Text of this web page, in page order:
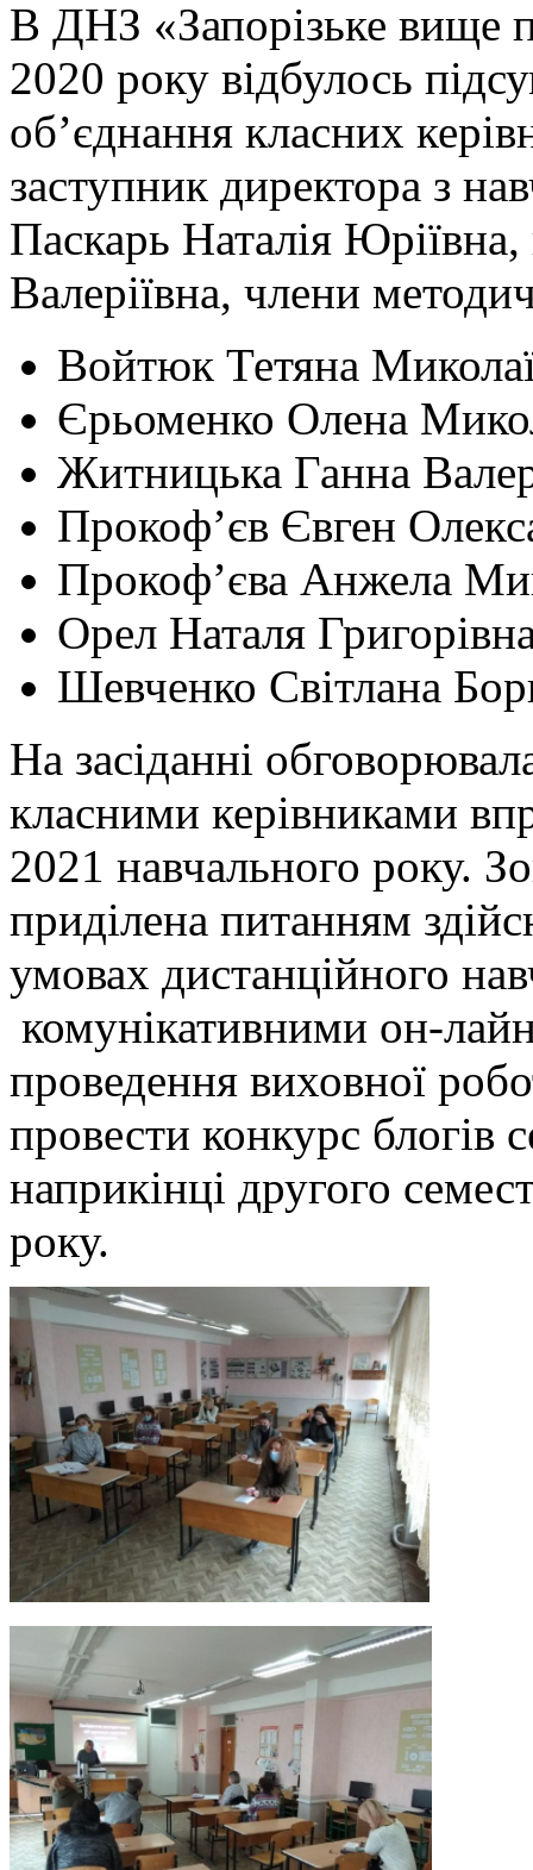
В ДНЗ «Запорізьке вище
2020 року відбулось
об’єднання класних
заступник директора з
Паскарь Наталія
Валеріївна, члени
Войтюк Тетяна
Єрьоменко Олена
Житницька Ганна
Прокоф’єв Євген
Прокоф’єва Анжела
Орел Наталя
Шевченко Світлана
На засіданні
класними керівниками
2021 навчального року.
приділена питанням
умовах дистанційного
комунікативними он-
проведення виховної
провести конкурс блогів
наприкінці другого
року.